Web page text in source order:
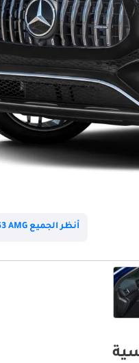
أنظر الجميع GLE 53 AMG صور